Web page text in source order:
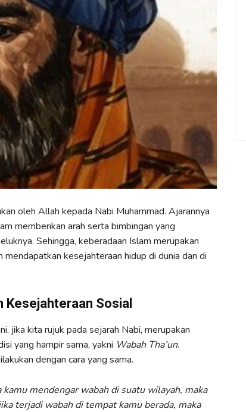
oleh Allah kepada Nabi Muhammad. Ajarannya
memberikan arah serta bimbingan yang
Sehingga, keberadaan Islam merupakan
kesejahteraan hidup di dunia dan di
Kesejahteraan Sosial
jika kita rujuk pada sejarah Nabi, merupakan
yang hampir sama, yakni Wabah Tha’un.
dengan cara yang sama.
kamu mendengar wabah di suatu wilayah, maka
terjadi wabah di tempat kamu berada, maka